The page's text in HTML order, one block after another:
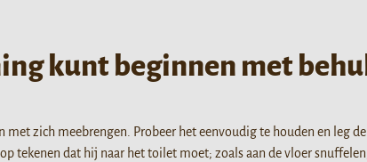
kunt beginnen met
zich meebrengen. Probeer het eenvoudig te houden en leg
tekenen dat hij naar het toilet moet; zoals aan de vloer